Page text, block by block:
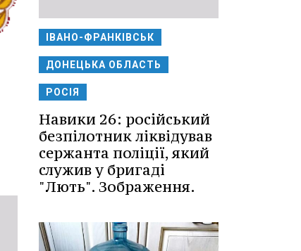
ІВАНО-ФРАНКІВСЬК
ДОНЕЦЬКА ОБЛАСТЬ
РОСІЯ
Навики 26: російський
безпілотник ліквідував
сержанта поліції, який
служив у бригаді
"Лють". Зображення.